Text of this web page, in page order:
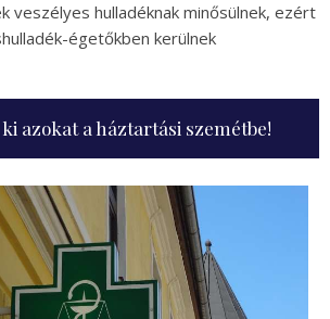
veszélyes hulladéknak minősülnek, ezért
égetőkben kerülnek
azokat a háztartási szemétbe!